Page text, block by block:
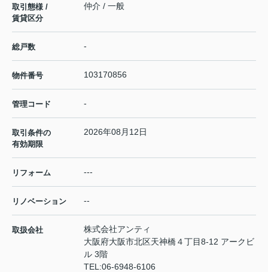
取引態様 /
賃貸区分
仲介 / 一般
総戸数 -
物件番号 103170856
管理コード -
取引条件の
有効期限
2026年08月12日
リフォーム ---
リノベーション --
取扱会社
株式会社アンティ
大阪府大阪市北区天神橋４丁目8-12 アークビ
ル 3階
TEL:06-6948-6106